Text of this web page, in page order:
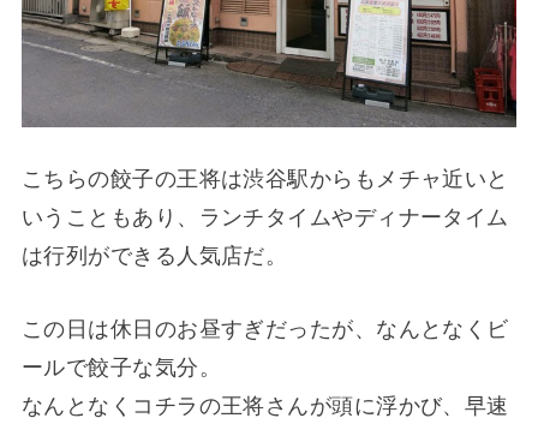
こちらの餃子の王将は渋谷駅からもメチャ近いと
いうこともあり、ランチタイムやディナータイム
は行列ができる人気店だ。
この日は休日のお昼すぎだったが、なんとなくビ
ールで餃子な気分。
なんとなくコチラの王将さんが頭に浮かび、早速